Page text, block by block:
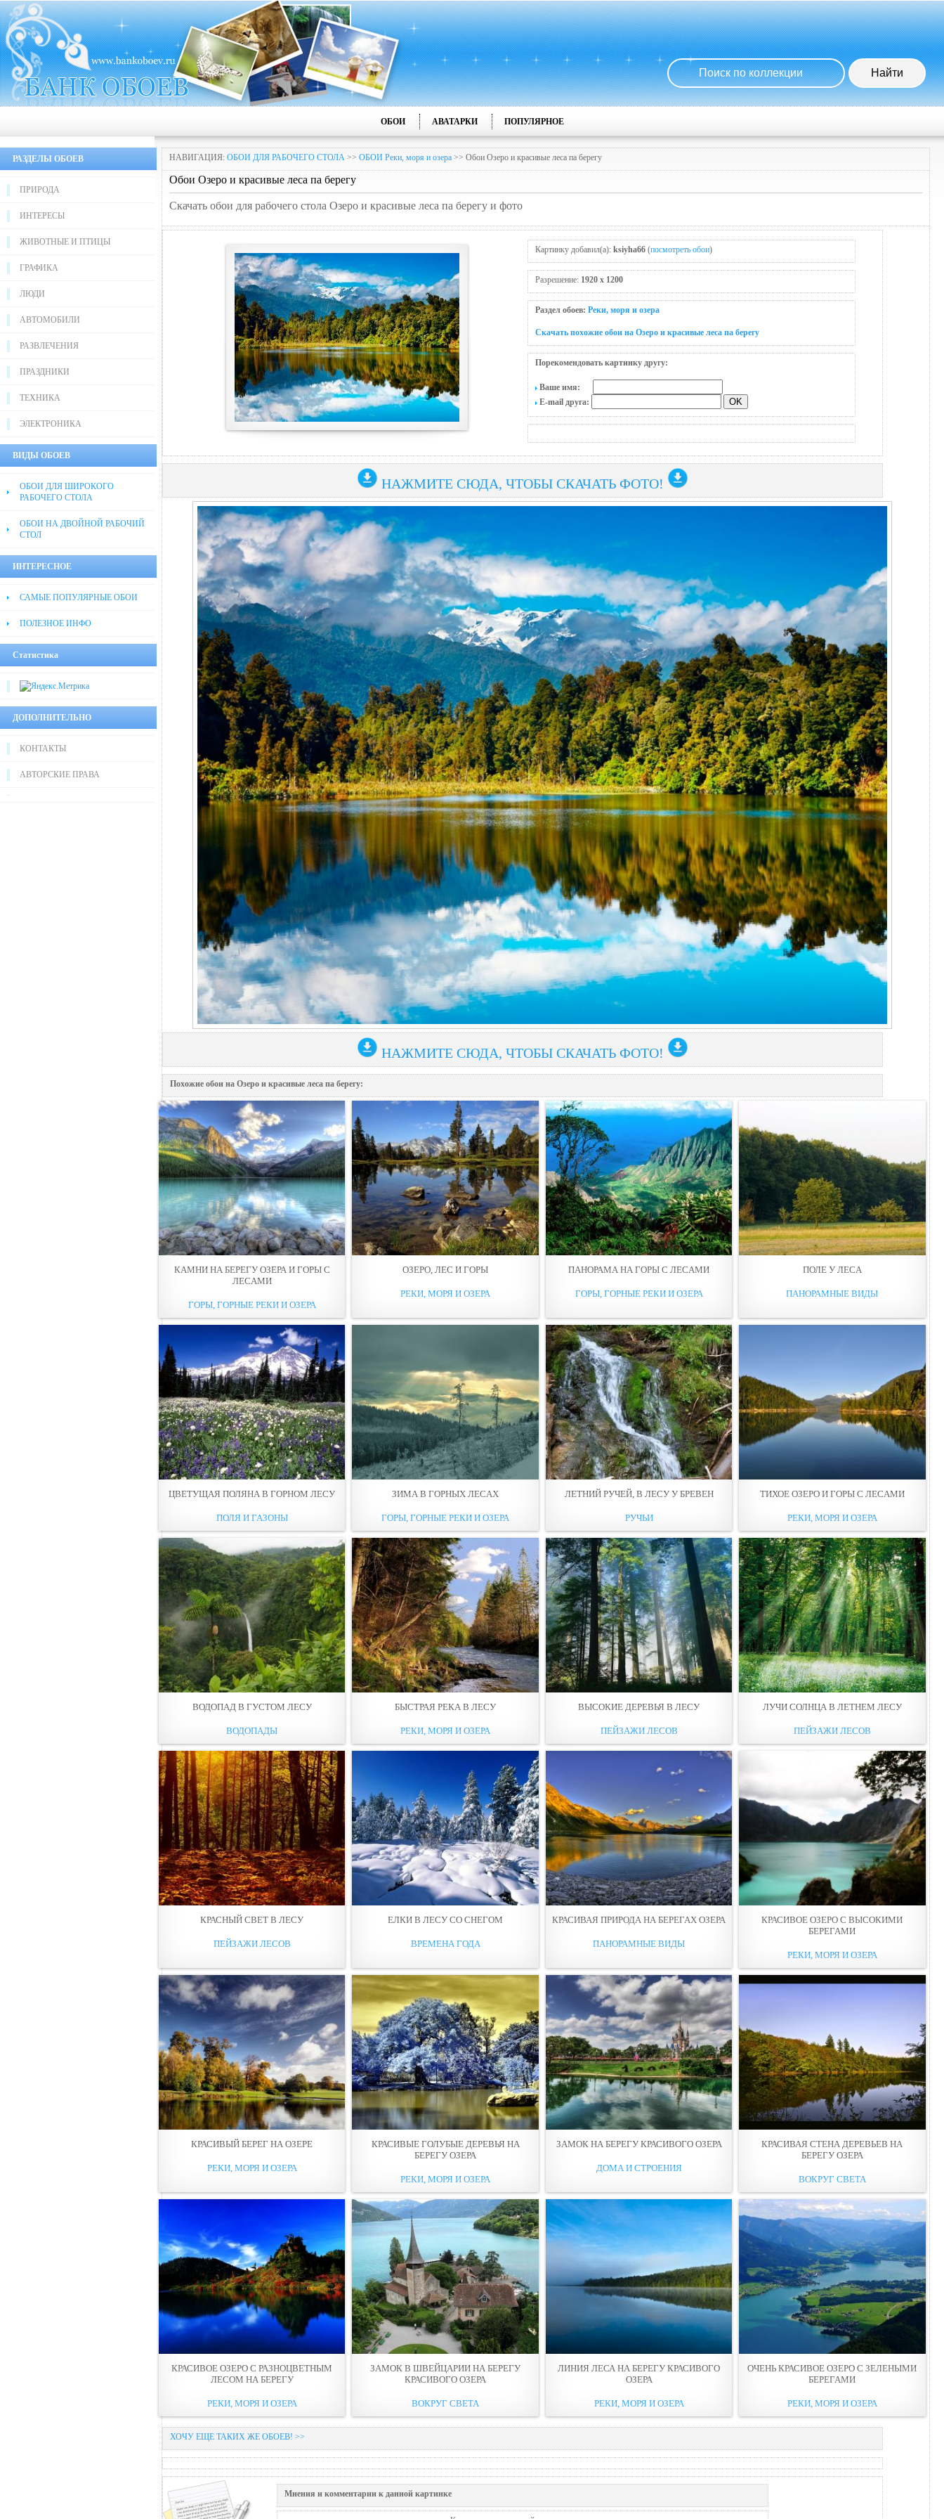
ОБОИ АВАТАРКИ ПОПУЛЯРНОЕ
РАЗДЕЛЫ ОБОЕВ
ПРИРОДА
ИНТЕРЕСЫ
ЖИВОТНЫЕ И ПТИЦЫ
ГРАФИКА
ЛЮДИ
АВТОМОБИЛИ
РАЗВЛЕЧЕНИЯ
ПРАЗДНИКИ
ТЕХНИКА
ЭЛЕКТРОНИКА
ВИДЫ ОБОЕВ
ОБОИ ДЛЯ ШИРОКОГО
РАБОЧЕГО СТОЛА
ОБОИ НА ДВОЙНОЙ РАБОЧИЙ
СТОЛ
ИНТЕРЕСНОЕ
САМЫЕ ПОПУЛЯРНЫЕ ОБОИ
ПОЛЕЗНОЕ ИНФО
Статистика
ДОПОЛНИТЕЛЬНО
КОНТАКТЫ
АВТОРСКИЕ ПРАВА
НАВИГАЦИЯ: ОБОИ ДЛЯ РАБОЧЕГО СТОЛА >> ОБОИ Реки, моря и озера >> Обои Озеро и красивые леcа па берегу
Обои Озеро и красивые леcа па берегу
Скачать обои для рабочего стола Озеро и красивые леcа па берегу и фото
Картинку добавил(а): ksiyha66 (посмотреть обои)
Разрешение: 1920 x 1200
Раздел обоев: Реки, моря и озера
Скачать похожие обои на Озеро и красивые леcа па берегу
Порекомендовать картинку другу:
Ваше имя:
E-mail друга:
НАЖМИТЕ СЮДА, ЧТОБЫ СКАЧАТЬ ФОТО!
НАЖМИТЕ СЮДА, ЧТОБЫ СКАЧАТЬ ФОТО!
Похожие обои на Озеро и красивые леcа па берегу:
КАМНИ НА БЕРЕГУ ОЗЕРА И ГОРЫ С
ЛЕCАМИ
ГОРЫ, ГОРНЫЕ РЕКИ И ОЗЕРА
ОЗЕРО, ЛЕC И ГОРЫ
РЕКИ, МОРЯ И ОЗЕРА
ПАНОРАМА НА ГОРЫ С ЛЕCАМИ
ГОРЫ, ГОРНЫЕ РЕКИ И ОЗЕРА
ПОЛЕ У ЛЕCА
ПАНОРАМНЫЕ ВИДЫ
ЦВЕТУЩАЯ ПОЛЯНА В ГОРНOМ ЛЕCУ
ПОЛЯ И ГАЗОНЫ
ЗИМА В ГОРНЫХ ЛЕCАХ
ГОРЫ, ГОРНЫЕ РЕКИ И ОЗЕРА
ЛЕТНИЙ РУЧЕЙ, В ЛЕCУ У БРЕВЕН
РУЧЬИ
ТИХОЕ ОЗЕPО И ГОРЫ С ЛЕCAМИ
РЕКИ, МОРЯ И ОЗЕРА
ВОДОПАД В ГУСТОМ ЛЕCУ
ВОДОПАДЫ
БЫСТРАЯ РЕКА В ЛЕCУ
РЕКИ, МОРЯ И ОЗЕРА
ВЫСOКИЕ ДЕРЕВЬЯ В ЛЕCУ
ПЕЙЗАЖИ ЛЕСОВ
ЛУЧИ СОЛНЦА В ЛЕТНЕМ ЛЕCУ
ПЕЙЗАЖИ ЛЕСОВ
КРАСНЫЙ СВЕТ В ЛЕCУ
ПЕЙЗАЖИ ЛЕСОВ
EЛКИ В ЛЕCУ СО СНЕГОМ
ВРЕМЕНА ГОДА
КРАСИВАЯ ПРИРОДА НА БЕРЕГАХ ОЗЕРА
ПАНОРАМНЫЕ ВИДЫ
КРАСИВОЕ ОЗЕРО С ВЫСОКИМИ
БЕРЕГАМИ
РЕКИ, МОРЯ И ОЗЕРА
КРАСИВЫЙ БЕРЕГ НА ОЗЕРЕ
РЕКИ, МОРЯ И ОЗЕРА
КРАСИВЫЕ ГОЛУБЫЕ ДЕРЕВЬЯ НА
БЕРЕГУ ОЗЕРА
РЕКИ, МОРЯ И ОЗЕРА
ЗАМОК НА БЕРЕГУ КРАСИВОГО ОЗЕРА
ДОМА И СТРОЕНИЯ
КРАСИВАЯ СТЕНА ДЕРЕВЬЕВ НА
БЕРЕГУ ОЗЕРА
ВОКРУГ СВЕТА
КРАСИВОЕ ОЗЕРО С РАЗНОЦВЕТНЫМ
ЛЕСОМ НА БЕРЕГУ
РЕКИ, МОРЯ И ОЗЕРА
ЗАМОК В ШВЕЙЦАРИИ НА БЕРЕГУ
КРАСИВОГО ОЗЕРА
ВОКРУГ СВЕТА
ЛИНИЯ ЛЕСА НА БЕРЕГУ КРАСИВОГО
ОЗЕРА
РЕКИ, МОРЯ И ОЗЕРА
ОЧЕНЬ КРАСИВОЕ ОЗЕРО С ЗЕЛЕНЫМИ
БЕРЕГАМИ
РЕКИ, МОРЯ И ОЗЕРА
ХОЧУ ЕЩЕ ТАКИХ ЖЕ ОБОЕВ! >>
Мнения и комментарии к данной картинке